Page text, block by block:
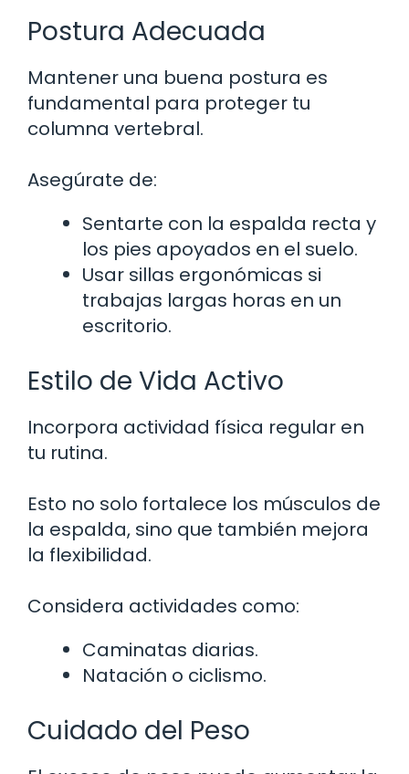
Postura Adecuada
Mantener una buena postura es
fundamental para proteger tu
columna vertebral.
Asegúrate de:
Sentarte con la espalda recta y
los pies apoyados en el suelo.
Usar sillas ergonómicas si
trabajas largas horas en un
escritorio.
Estilo de Vida Activo
Incorpora actividad física regular en
tu rutina.
Esto no solo fortalece los músculos de
la espalda, sino que también mejora
la flexibilidad.
Considera actividades como:
Caminatas diarias.
Natación o ciclismo.
Cuidado del Peso